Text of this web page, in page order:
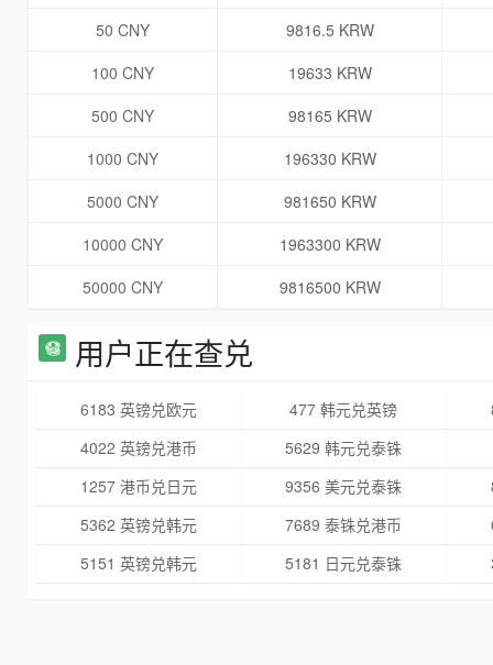
50 CNY
9816.5 KRW
100 CNY
19633 KRW
500 CNY
98165 KRW
1000 CNY
196330 KRW
5000 CNY
981650 KRW
10000 CNY
1963300 KRW
50000 CNY
9816500 KRW
用户正在查兑
6183 英镑兑欧元 477 韩元兑英镑
4022 英镑兑港币
5629 韩元兑泰铢
1257 港币兑日元
9356 美元兑泰铢
5362 英镑兑韩元
7689 泰铢兑港币
5151 英镑兑韩元
5181 日元兑泰铢